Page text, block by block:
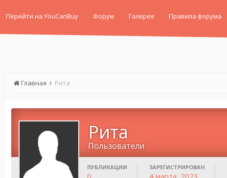
Перейти на YouCanBuy Форум Галерея Правила форума
Главная Рита
Рита
Пользователи
ПУБЛИКАЦИИ
0
ЗАРЕГИСТРИРОВАН
4 марта, 2023